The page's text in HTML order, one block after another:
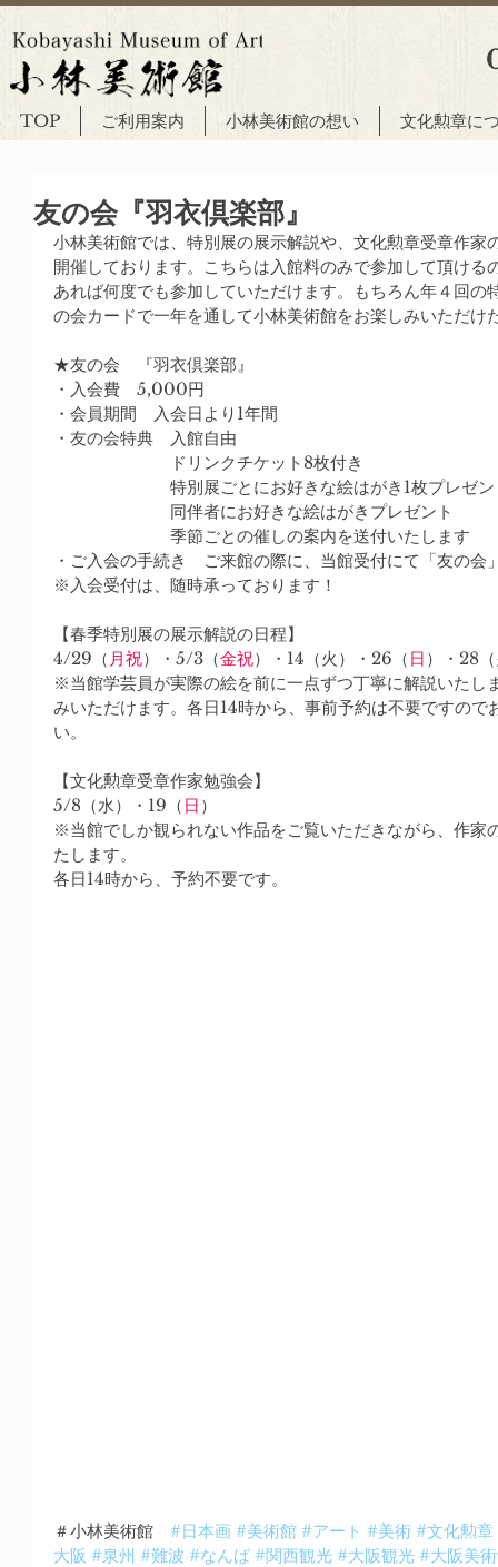
TOP ご利用案内 小林美術館の想い 文化勲章に
友の会『羽衣倶楽部』
小林美術館では、特別展の展示解説や、文化勲章受章作家
開催しております。こちらは入館料のみで参加して頂ける
あれば何度でも参加していただけます。もちろん年４回の
の会カードで一年を通して小林美術館をお楽しみいただけ
★友の会　『羽衣倶楽部』
・入会費　5,000円
・会員期間　入会日より1年間
・友の会特典　入館自由
ドリンクチケット8枚付き
特別展ごとにお好きな絵はがき1枚プレゼン
同伴者にお好きな絵はがきプレゼント
季節ごとの催しの案内を送付いたします
・ご入会の手続き　ご来館の際に、当館受付にて「友の
※入会受付は、随時承っております！
【春季特別展の展示解説の日程】
4/29（ 月祝）・5/3（金祝）・14（火）・26（ 日 ）・28
※当館学芸員が実際の絵を前に一点ずつ丁寧に解説いたし
みいただけます。各日14時から、事前予約は不要ですの
い。
【文化勲章受章作家勉強会】
5/8（水）・19（ 日 ）
※当館でしか観られない作品をご覧いただきながら、作家
たします。
各日14時から、予約不要です。
＃小林美術館 #日本画 #美術館 #アート #美術 #文化勲章
大阪 #泉州 #難波 #なんば #関西観光 #大阪観光 #大阪美